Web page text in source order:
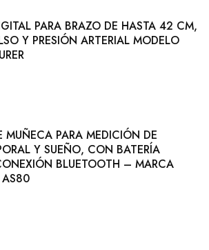
PARA BRAZO DE HASTA 42 CM,
Y PRESIÓN ARTERIAL MODELO
MUÑECA PARA MEDICIÓN DE
Y SUEÑO, CON BATERÍA
BLUETOOTH – MARCA
AS80